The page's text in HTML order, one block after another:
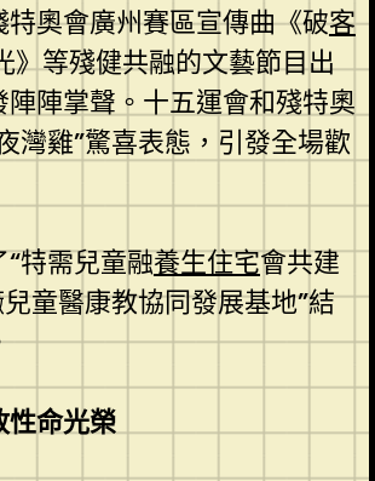
奧會廣州賽區宣傳曲《破客
》等殘健共融的文藝節目出
陣掌聲。十五運會和殘特奧
灣雞”驚喜表態，引發全場歡
特需兒童融養生住宅會共建
童醫康教協同發展基地”結
性命光榮